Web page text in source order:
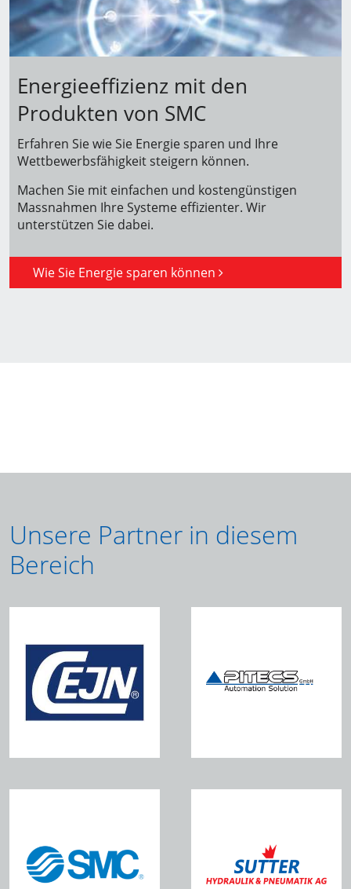
Energieeffizienz mit den
Produkten von SMC
Erfahren Sie wie Sie Energie sparen und Ihre
Wettbewerbsfähigkeit steigern können.
Machen Sie mit einfachen und kostengünstigen
Massnahmen Ihre Systeme effizienter. Wir
unterstützen Sie dabei.
Wie Sie Energie sparen können
Unsere Partner in diesem
Bereich